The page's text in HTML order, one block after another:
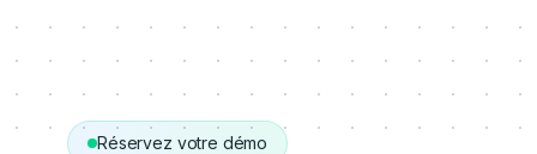
Réservez votre démo